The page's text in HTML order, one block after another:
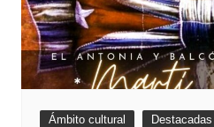
Ámbito cultural Destacadas